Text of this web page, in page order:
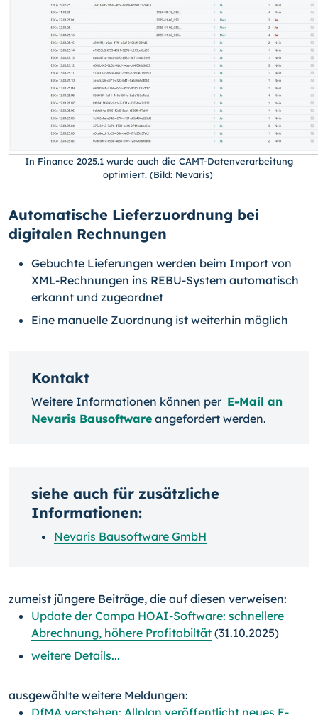
In Finance 2025.1 wurde auch die CAMT-Datenverarbeitung
optimiert. (Bild: Nevaris)
Automatische Lieferzuordnung bei
digitalen Rechnungen
Gebuchte Lieferungen werden beim Import von
XML-Rechnungen ins REBU-System automatisch
erkannt und zugeordnet
Eine manuelle Zuordnung ist weiterhin möglich
Kontakt
Weitere Informationen können per E-Mail an
Nevaris Bausoftware angefordert werden.
siehe auch für zusätzliche
Informationen:
Nevaris Bausoftware GmbH
zumeist jüngere Beiträge, die auf diesen verweisen:
Update der Compa HOAI-Software: schnellere
Abrechnung, höhere Profitabiltät (31.10.2025)
weitere Details...
ausgewählte weitere Meldungen: